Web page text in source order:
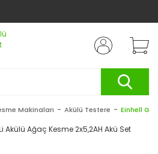
Makinaları Akülü Testere Einhell